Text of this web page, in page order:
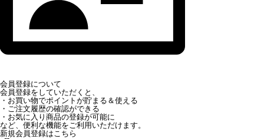
会員登録について
会員登録をしていただくと、
・お買い物でポイントが貯まる＆使える
・ご注文履歴の確認ができる
・お気に入り商品の登録が可能に
など、便利な機能をご利用いただけます。
新規会員登録はこちら